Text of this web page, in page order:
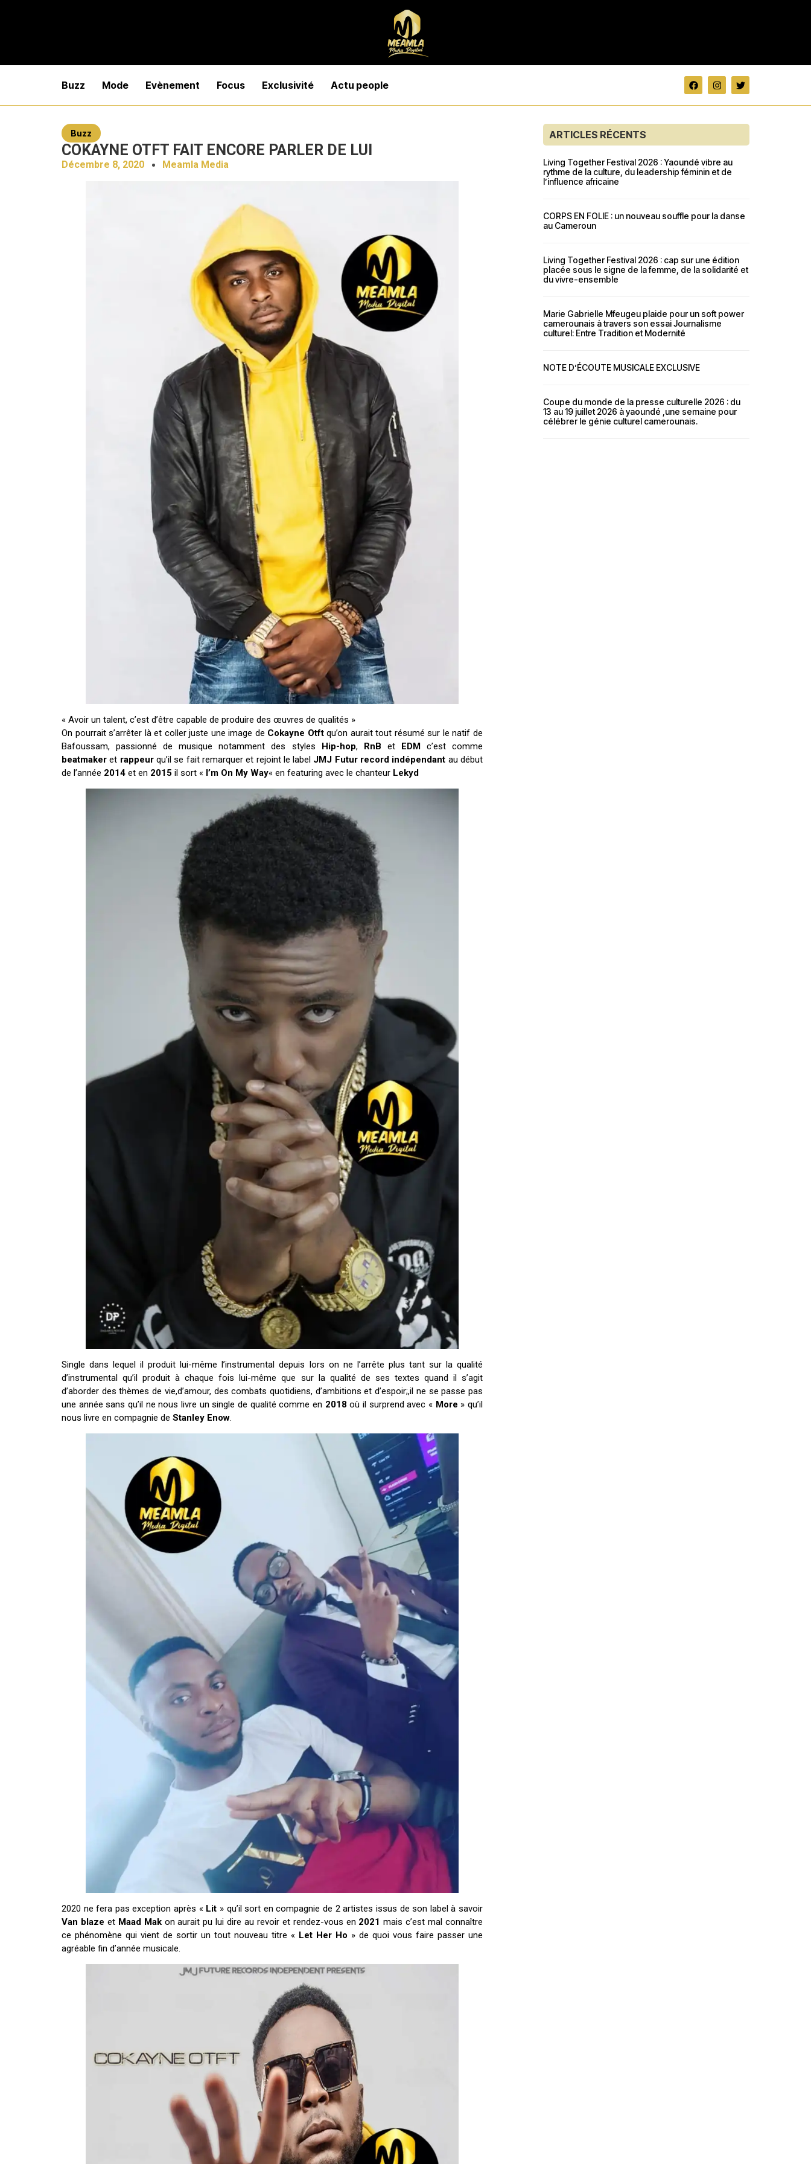
Buzz Mode Evènement Focus Exclusivité Actu people
Buzz
COKAYNE OTFT FAIT ENCORE PARLER DE LUI
Décembre 8, 2020 Meamla Media
« Avoir un talent, c’est d’être capable de produire des œuvres de qualités »
On pourrait s’arrêter là et coller juste une image de Cokayne Otftqu’on aurait tout résumé sur le natif de
Bafoussam, passionné de musique notamment des styles Hip-hop, RnB et EDMc’est comme
beatmaker et rappeurqu’il se fait remarquer et rejoint le label JMJ Futur record indépendant au début
de l’année 2014 et en 2015 il sort « I’m On My Way« en featuring avec le chanteur Lekyd
Single dans lequel il produit lui-même l’instrumental depuis lors on ne l’arrête plus tant sur la qualité
d’instrumental qu’il produit à chaque fois lui-même que sur la qualité de ses textes quand il s’agit
d’aborder des thèmes de vie,d’amour, des combats quotidiens, d’ambitions et d’espoir;,il ne se passe pas
une année sans qu’il ne nous livre un single de qualité comme en 2018 où il surprend avec « More » qu’il
nous livre en compagnie de Stanley Enow.
2020 ne fera pas exception après « Lit » qu’il sort en compagnie de 2 artistes issus de son label à savoir
Van blaze et Maad Makon aurait pu lui dire au revoir et rendez-vous en 2021 mais c’est mal connaître
ce phénomène qui vient de sortir un tout nouveau titre « Let Her Ho » de quoi vous faire passer une
agréable fin d’année musicale.
ARTICLES RÉCENTS
Living Together Festival 2026 : Yaoundé vibre au
rythme de la culture, du leadership féminin et de
l’influence africaine
CORPS EN FOLIE : un nouveau souffle pour la danse
au Cameroun
Living Together Festival 2026 : cap sur une édition
placée sous le signe de la femme, de la solidarité et
du vivre-ensemble
Marie Gabrielle Mfeugeu plaide pour un soft power
camerounais à travers son essai Journalisme
culturel: Entre Tradition et Modernité
NOTE D’ÉCOUTE MUSICALE EXCLUSIVE
Coupe du monde de la presse culturelle 2026 : du
13 au 19 juillet 2026 à yaoundé ,une semaine pour
célébrer le génie culturel camerounais.